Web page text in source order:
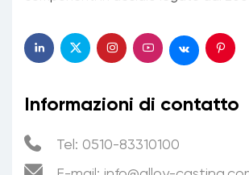
Informazioni di contatto
Tel: 0510-83310100